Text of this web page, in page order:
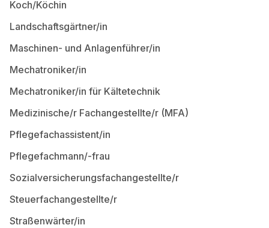
Koch/Köchin
Landschaftsgärtner/in
Maschinen- und Anlagenführer/in
Mechatroniker/in
Mechatroniker/in für Kältetechnik
Medizinische/r Fachangestellte/r (MFA)
Pflegefachassistent/in
Pflegefachmann/-frau
Sozialversicherungsfachangestellte/r
Steuerfachangestellte/r
Straßenwärter/in